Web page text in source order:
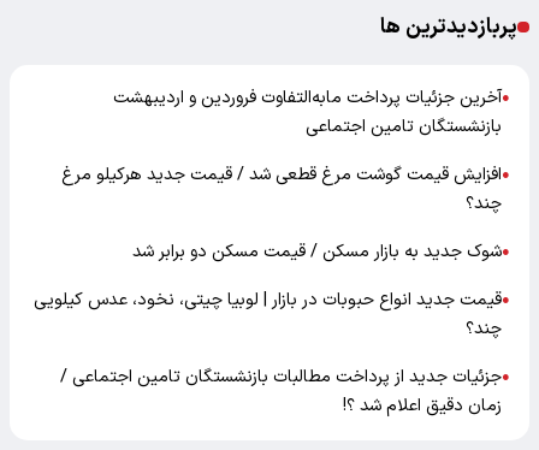
پربازدیدترین ها
●آخرین جزئیات پرداخت مابه‌التفاوت فروردین و اردیبهشت
بازنشستگان تامین اجتماعی
●افزایش قیمت گوشت مرغ قطعی شد / قیمت جدید هرکیلو مرغ
چند؟
●شوک جدید به بازار مسکن / قیمت مسکن دو برابر شد
●قیمت جدید انواع حبوبات در بازار | لوبیا چیتی، نخود، عدس کیلویی
چند؟
●جزئیات جدید از پرداخت مطالبات بازنشستگان تامین اجتماعی /
زمان دقیق اعلام شد ؟!